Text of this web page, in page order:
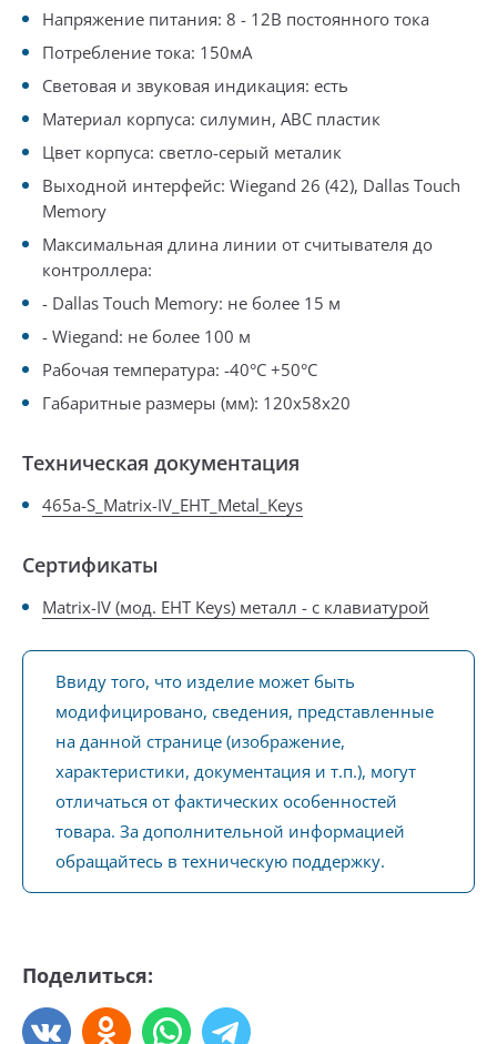
Напряжение питания: 8 - 12В постоянного тока
Потребление тока: 150мA
Световая и звуковая индикация: есть
Материал корпуса: силумин, АВС пластик
Цвет корпуса: светло-серый металик
Выходной интерфейс: Wiegand 26 (42), Dallas Touch
Memory
Максимальная длина линии от считывателя до
контроллера:
- Dallas Touch Memory: не более 15 м
- Wiegand: не более 100 м
Рабочая температура: -40°С +50°С
Габаритные размеры (мм): 120х58х20
Техническая документация
465a-S_Matrix-IV_EHT_Metal_Keys
Сертификаты
Matrix-IV (мод. EHT Keys) металл - с клавиатурой
Ввиду того, что изделие может быть
модифицировано, сведения, представленные
на данной странице (изображение,
характеристики, документация и т.п.), могут
отличаться от фактических особенностей
товара. За дополнительной информацией
обращайтесь в техническую поддержку.
Поделиться: